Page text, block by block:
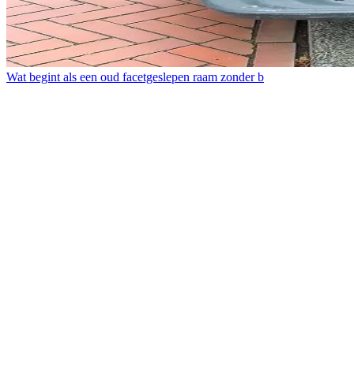
Wat begint als een oud facetgeslepen raam zonder b